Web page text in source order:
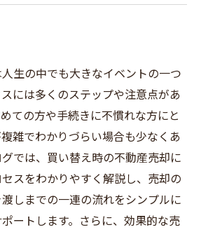
生の中でも大きなイベントの一つ
には多くのステップや注意点があ
ての方や手続きに不慣れな方にと
雑でわかりづらい場合も少なくあ
では、買い替え時の不動産売却に
スをわかりやすく解説し、売却の
しまでの一連の流れをシンプルに
ートします。さらに、効果的な売